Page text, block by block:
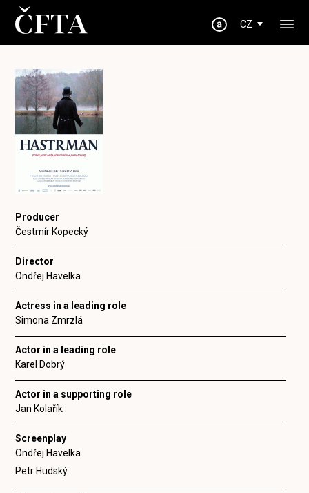
CZ
Producer
Čestmír Kopecký
Director
Ondřej Havelka
Actress in a leading role
Simona Zmrzlá
Actor in a leading role
Karel Dobrý
Actor in a supporting role
Jan Kolařík
Screenplay
Ondřej Havelka
Petr Hudský